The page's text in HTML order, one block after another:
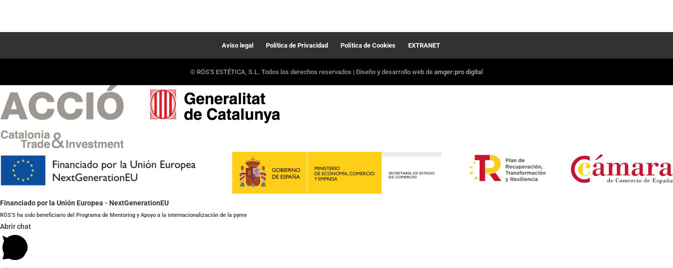
Aviso legal Política de Privacidad Política de Cookies EXTRANET
© RÖS'S ESTÉTICA, S.L. Todos los derechos reservados | Diseño y desarrollo web de amger:pro digital
Financiado por la Unión Europea - NextGenerationEU
RÖS'S ha sido beneficiario del Programa de Mentoring y Apoyo a la internacionalización de la pyme
Abrir chat